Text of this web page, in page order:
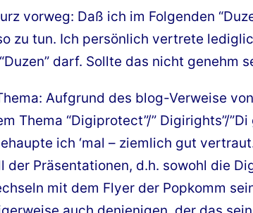
vorweg: Daß ich im Folgenden
zu tun. Ich persönlich vertrete
darf. Sollte das nicht genehm
Aufgrund des blog-Verweise
Thema “Digiprotect”/” Digirights”/
ich ‘mal – ziemlich gut
der Präsentationen, d.h. sowohl die
mit dem Flyer der Popkomm